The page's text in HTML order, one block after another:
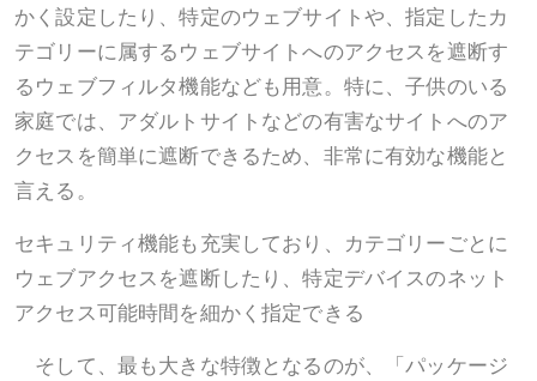
かく設定したり、特定のウェブサイトや、指定したカ
テゴリーに属するウェブサイトへのアクセスを遮断す
るウェブフィルタ機能なども用意。特に、子供のいる
家庭では、アダルトサイトなどの有害なサイトへのア
クセスを簡単に遮断できるため、非常に有効な機能と
言える。
セキュリティ機能も充実しており、カテゴリーごとに
ウェブアクセスを遮断したり、特定デバイスのネット
アクセス可能時間を細かく指定できる
そして、最も大きな特徴となるのが、「パッケージ